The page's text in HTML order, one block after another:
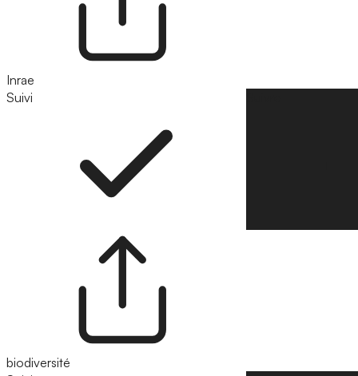
Inrae
Suivi
biodiversité